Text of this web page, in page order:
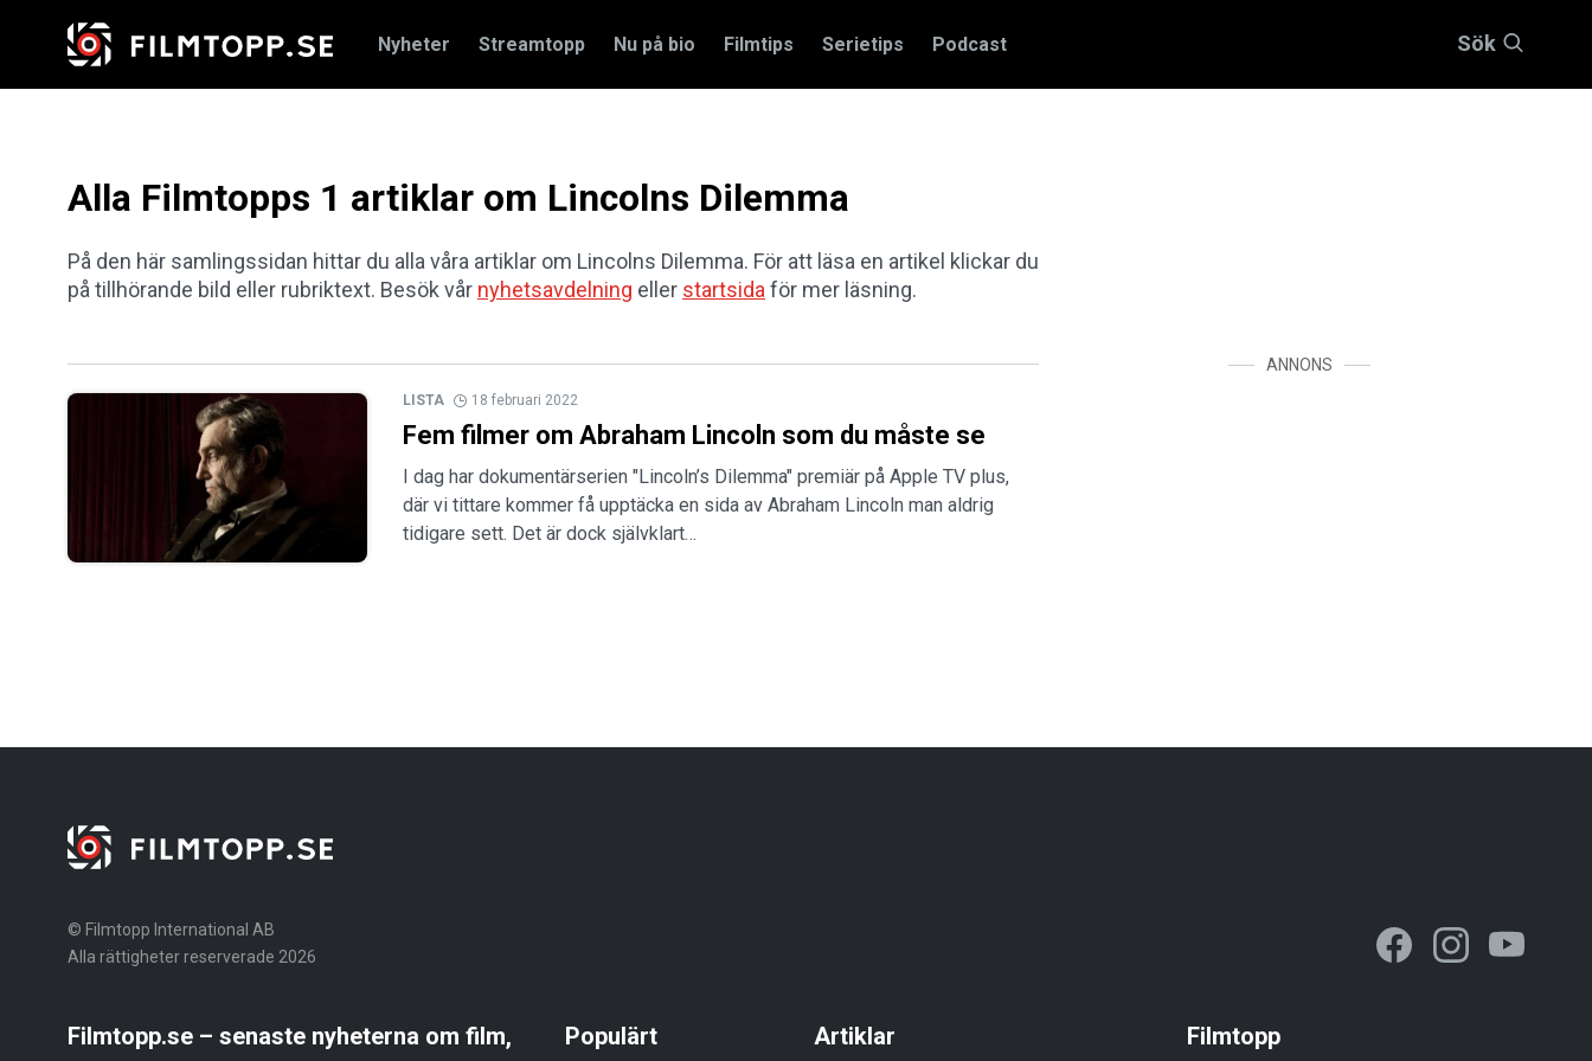
Nyheter Streamtopp Nu på bio Filmtips Serietips Podcast Sök
Alla Filmtopps 1 artiklar om Lincolns Dilemma
På den här samlingssidan hittar du alla våra artiklar om Lincolns Dilemma. För att läsa en artikel klickar du
på tillhörande bild eller rubriktext. Besök vår nyhetsavdelning eller startsida för mer läsning.
LISTA 18 februari 2022
Fem filmer om Abraham Lincoln som du måste se
I dag har dokumentärserien "Lincoln’s Dilemma" premiär på Apple TV plus,
där vi tittare kommer få upptäcka en sida av Abraham Lincoln man aldrig
tidigare sett. Det är dock självklart…
ANNONS
© Filmtopp International AB
Alla rättigheter reserverade 2026
Filmtopp.se – senaste nyheterna om film,
Populärt Artiklar Filmtopp